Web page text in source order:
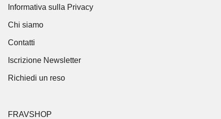
Informativa sulla Privacy
Chi siamo
Contatti
Iscrizione Newsletter
Richiedi un reso
FRAVSHOP